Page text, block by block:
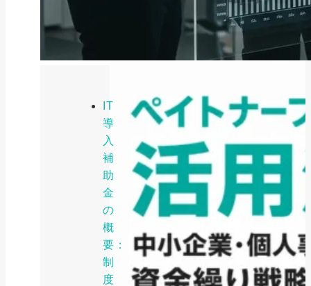
IT
導
入
補
助
金
の
概
要：
制
度
ファクタリングとは？仕組み・メ
リット・注意点と...
2026年8月6日